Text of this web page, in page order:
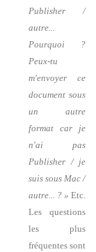
Publisher /
autre...
Pourquoi ?
Peux-tu
m'envoyer ce
document sous
un autre
format car je
n'ai pas
Publisher / je
suis sous Mac /
autre... ? » Etc.
Les questions
les plus
fréquentes sont